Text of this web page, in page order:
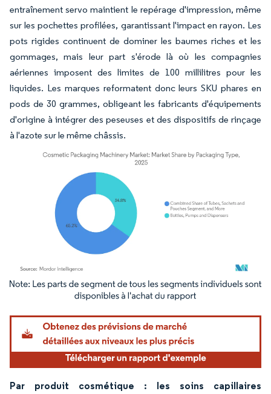
entraînement servo maintient le repérage d'impression, même
sur les pochettes profilées, garantissant l'impact en rayon. Les
pots rigides continuent de dominer les baumes riches et les
gommages, mais leur part s'érode là où les compagnies
aériennes imposent des limites de 100 millilitres pour les
liquides. Les marques reformatent donc leurs SKU phares en
pods de 30 grammes, obligeant les fabricants d'équipements
d'origine à intégrer des peseuses et des dispositifs de rinçage
à l'azote sur le même châssis.
Image © Mordor Intelligence. La réutilisation nécessite une attribution sous CC BY
Par produit cosmétique : les soins capillaires